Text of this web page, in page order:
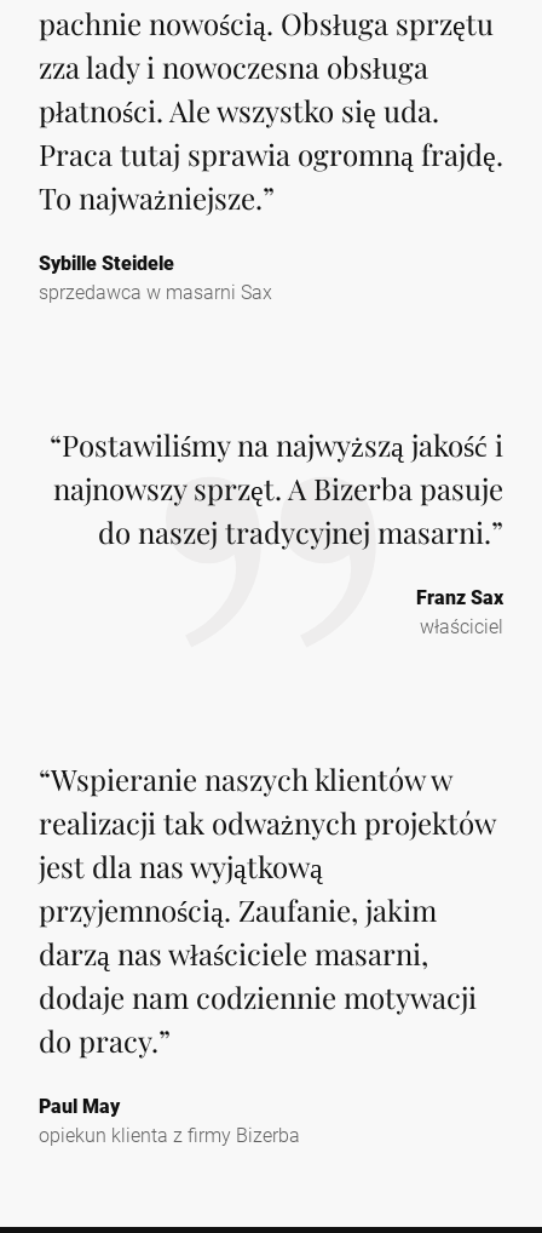
pachnie nowością. Obsługa sprzętu
zza lady i nowoczesna obsługa
płatności. Ale wszystko się uda.
Praca tutaj sprawia ogromną frajdę.
To najważniejsze.”
Sybille Steidele
sprzedawca w masarni Sax
“Postawiliśmy na najwyższą jakość i
najnowszy sprzęt. A Bizerba pasuje
do naszej tradycyjnej masarni.”
Franz Sax
właściciel
“Wspieranie naszych klientów w
realizacji tak odważnych projektów
jest dla nas wyjątkową
przyjemnością. Zaufanie, jakim
darzą nas właściciele masarni,
dodaje nam codziennie motywacji
do pracy.”
Paul May
opiekun klienta z firmy Bizerba